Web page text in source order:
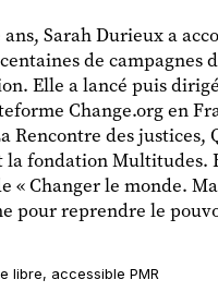
Sarah Durieux a
de campagnes
Elle a lancé puis
Change.org en
Rencontre des justices,
la fondation Multitudes.
« Changer le monde.
pour reprendre le
libre, accessible PMR